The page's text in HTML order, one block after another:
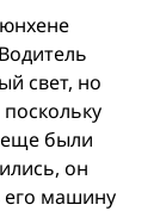
свет, но
были
он
его машину